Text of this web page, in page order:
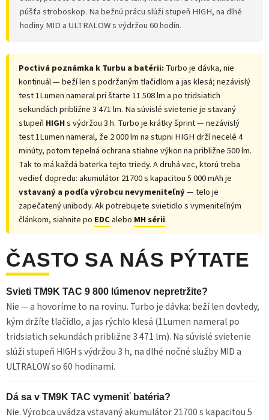
púšťa stroboskop. Na bežnú prácu slúži stupeň HIGH, na dlhé
hodiny MID a ULTRALOW s výdržou 60 hodín.
Poctivá poznámka k Turbu a batérii:Turbo je dávka, nie
kontinuál — beží len s podržaným tlačidlom a jas klesá; nezávislý
test 1Lumen nameral pri štarte 11 508 lm a po tridsiatich
sekundách približne 3 471 lm. Na súvislé svietenie je stavaný
stupeň HIGHs výdržou 3 h. Turbo je krátky šprint — nezávislý
test 1Lumen nameral, že 2 000 lm na stupni HIGH drží necelé 4
minúty, potom tepelná ochrana stiahne výkon na približne 500 lm.
Tak to má každá baterka tejto triedy. A druhá vec, ktorú treba
vedieť dopredu: akumulátor 21700 s kapacitou 5 000 mAh je
vstavaný a podľa výrobcu nevymeniteľný— telo je
zapečatený unibody. Ak potrebujete svietidlo s vymeniteľným
článkom, siahnite po EDCalebo MH sérii.
ČASTO SA NÁS PÝTATE
Svieti TM9K TAC 9 800 lúmenov nepretržite?
Nie — a hovoríme to na rovinu. Turbo je dávka: beží len dovtedy,
kým držíte tlačidlo, a jas rýchlo klesá (1Lumen nameral po
tridsiatich sekundách približne 3 471 lm). Na súvislé svietenie
slúži stupeň HIGH s výdržou 3 h, na dlhé nočné služby MID a
ULTRALOW so 60 hodinami.
Dá sa v TM9K TAC vymeniť batéria?
Nie. Výrobca uvádza vstavaný akumulátor 21700 s kapacitou 5